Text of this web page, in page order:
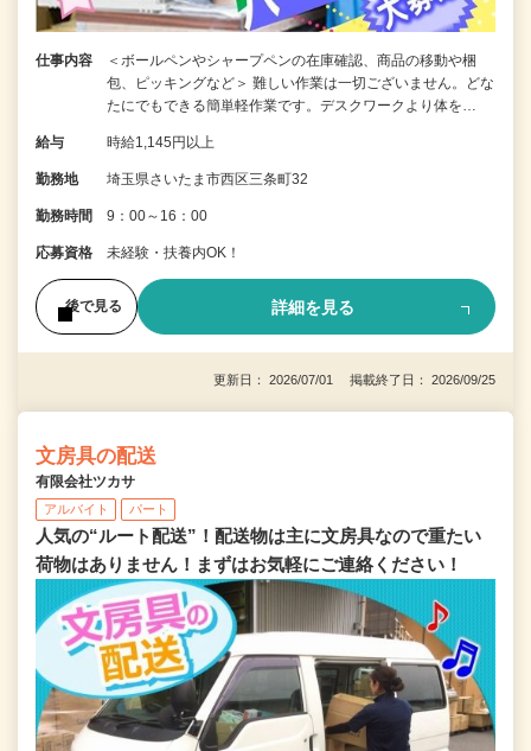
仕事内容
＜ボールペンやシャープペンの在庫確認、商品の移動や梱
包、ピッキングなど＞ 難しい作業は一切ございません。どな
たにでもできる簡単軽作業です。デスクワークより体を…
給与 時給1,145円以上
勤務地 埼玉県さいたま市西区三条町32
勤務時間 9：00～16：00
応募資格 未経験・扶養内OK！
後で見る 詳細を見る
更新日： 2026/07/01 掲載終了日： 2026/09/25
文房具の配送
有限会社ツカサ
アルバイト パート
人気の“ルート配送”！配送物は主に文房具なので重たい
荷物はありません！まずはお気軽にご連絡ください！